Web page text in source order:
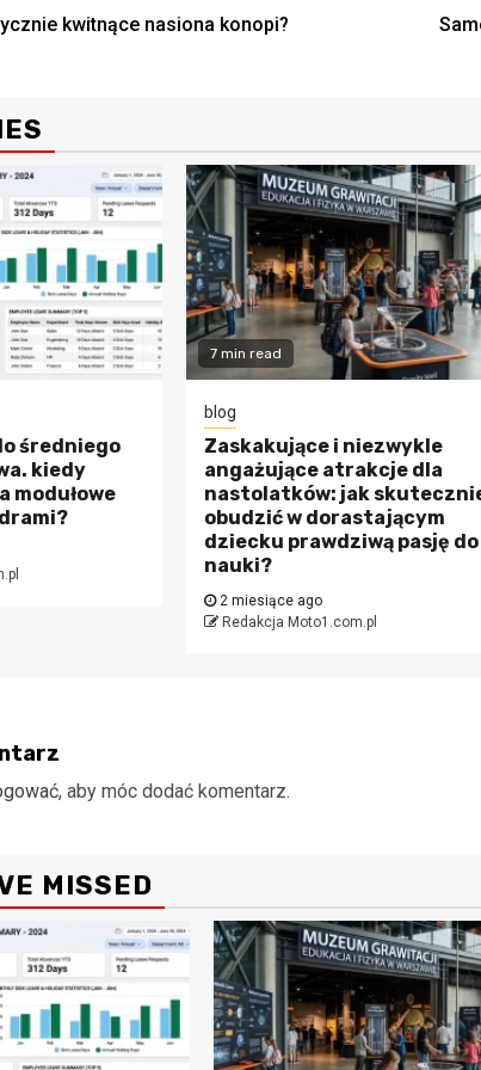
kwitnące nasiona konopi?
średniego
kiedy
modułowe
7 min read
blog
Zaskakujące i niezwykle
angażujące atrakcje dla
nastolatków: jak
obudzić w dorastającym
dziecku prawdziwą pasję do
nauki?
2 miesiące ago
Redakcja Moto1.com.pl
, aby móc dodać komentarz.
MISSED